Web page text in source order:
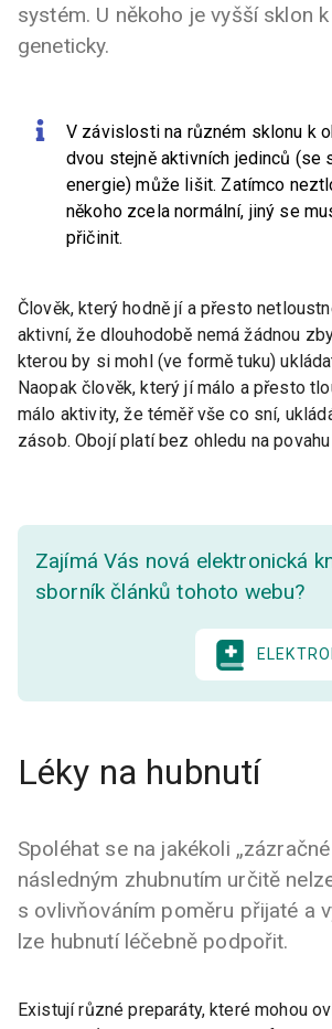
systém. U někoho je vyšší sklon
geneticky.
V závislosti na různém sklonu k
dvou stejně aktivních jedinců (se
energie) může lišit. Zatímco
někoho zcela normální, jiný se
přičinit.
Člověk, který hodně jí a přesto
aktivní, že dlouhodobě nemá žádnou
kterou by si mohl (ve formě tuku)
Naopak člověk, který jí málo a přesto
málo aktivity, že téměř vše co sní,
zásob. Obojí platí bez ohledu na
Zajímá Vás nová elektronická
sborník článků tohoto webu?
Léky na hubnutí
Spoléhat se na jakékoli
následným zhubnutím určitě
s ovlivňováním poměru přijaté a
lze hubnutí léčebně podpořit.
Existují různé preparáty, které mohou